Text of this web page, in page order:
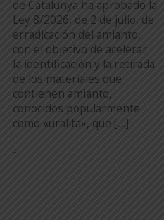
de Catalunya ha aprobado la
Ley 8/2026, de 2 de julio, de
erradicación del amianto,
con el objetivo de acelerar
la identificación y la retirada
de los materiales que
contienen amianto,
conocidos popularmente
como «uralita», que […]
...